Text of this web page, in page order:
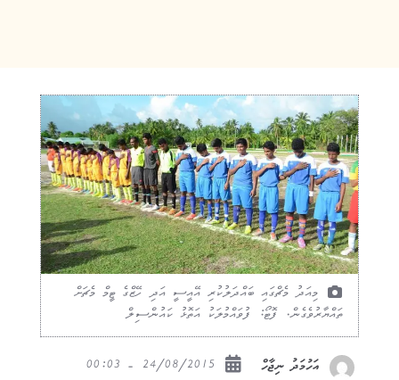
މިއަދު މެޗްގައި ބައްދަލުކުރި އޭއީސީ އަދި ހޭޒްގެ ޓީމް މެޗަށް
ތައްޔާރުވެގެން. ފޮޓޯ: ފުވައްމުލަކު އަތޮޅު ކައުންސިލް
އަހުމަދު ނިޖާހް